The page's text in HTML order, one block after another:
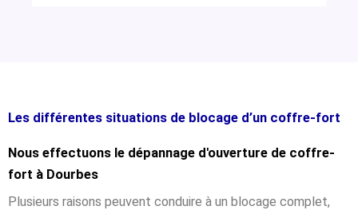
Les différentes situations de blocage d’un coffre-fort
Nous effectuons le dépannage d'ouverture de coffre-
fort à Dourbes
Plusieurs raisons peuvent conduire à un blocage complet,